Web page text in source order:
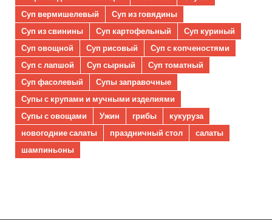
Суп вермишелевый
Суп из говядины
Суп из свинины
Суп картофельный
Суп куриный
Суп овощной
Суп рисовый
Суп с копченостями
Суп с лапшой
Суп сырный
Суп томатный
Суп фасолевый
Супы заправочные
Супы с крупами и мучными изделиями
Супы с овощами
Ужин грибы
кукуруза
новогодние салаты
праздничный стол
салаты
шампиньоны